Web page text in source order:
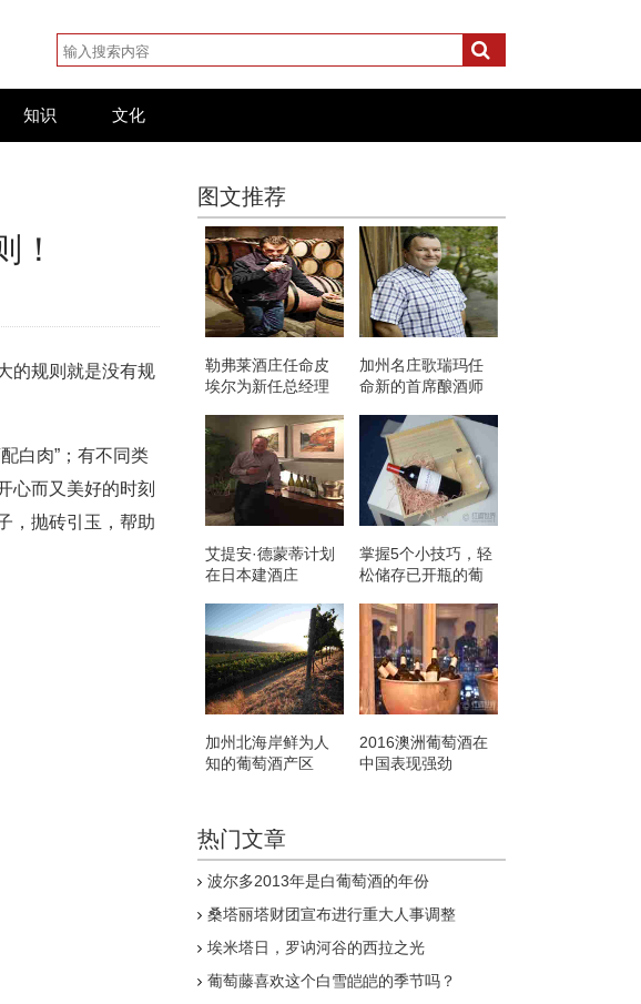
知识 文化
！
的规则就是没有规
白肉”；有不同类
心而又美好的时刻
，抛砖引玉，帮助
图文推荐
勒弗莱酒庄任命皮
埃尔为新任总经理
加州名庄歌瑞玛任
命新的首席酿酒师
艾提安·德蒙蒂计划
在日本建酒庄
掌握5个小技巧，轻
松储存已开瓶的葡
加州北海岸鲜为人
知的葡萄酒产区
2016澳洲葡萄酒在
中国表现强劲
热门文章
波尔多2013年是白葡萄酒的年份
桑塔丽塔财团宣布进行重大人事调整
埃米塔日，罗讷河谷的西拉之光
葡萄藤喜欢这个白雪皑皑的季节吗？